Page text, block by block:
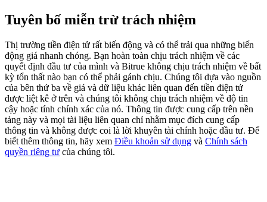
Precious Metals Trading Carnival
Trade Gold & Silver · 33,333 USDT Bonus
USDT New User Exclusive 10% APR
USDT Flexible Staking | Daily Rewards
Tuyên bố miễn trừ trách nhiệm
Thị trường tiền điện tử rất biến động và có thể trải qua những biến
động giá nhanh chóng. Bạn hoàn toàn chịu trách nhiệm về các
quyết định đầu tư của mình và Bitrue không chịu trách nhiệm về bất
kỳ tổn thất nào bạn có thể phải gánh chịu. Chúng tôi dựa vào nguồn
của bên thứ ba về giá và dữ liệu khác liên quan đến tiền điện tử
được liệt kê ở trên và chúng tôi không chịu trách nhiệm về độ tin
cậy hoặc tính chính xác của nó. Thông tin được cung cấp trên nền
tảng này và mọi tài liệu liên quan chỉ nhằm mục đích cung cấp
thông tin và không được coi là lời khuyên tài chính hoặc đầu tư. Để
biết thêm thông tin, hãy xem Điều khoản sử dụng và Chính sách
quyền riêng tư của chúng tôi.